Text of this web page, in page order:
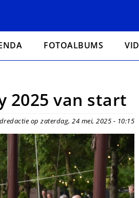
FOTOALBUMS
2025 van start
op zaterdag, 24 mei, 2025 - 10:15